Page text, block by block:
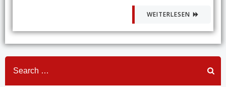
WEITERLESEN
Search
for: